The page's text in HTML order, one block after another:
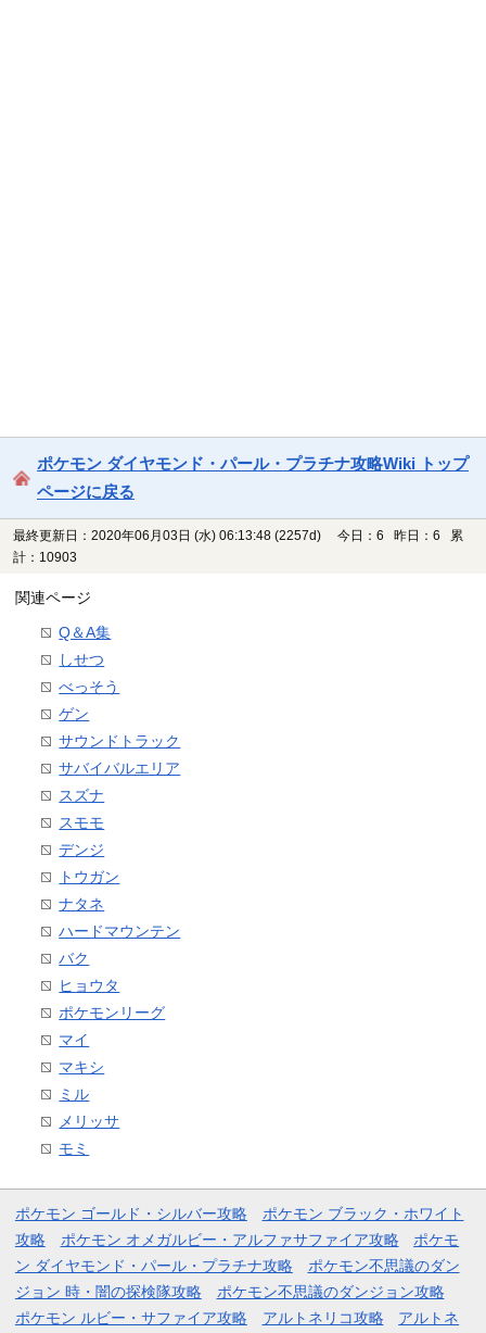
ポケモン ダイヤモンド・パール・プラチナ攻略Wiki トップ
ページに戻る
最終更新日：2020年06月03日 (水) 06:13:48 (2257d)
今日：6 昨日：6 累
計：10903
関連ページ
Q＆A集
しせつ
べっそう
ゲン
サウンドトラック
サバイバルエリア
スズナ
スモモ
デンジ
トウガン
ナタネ
ハードマウンテン
バク
ヒョウタ
ポケモンリーグ
マイ
マキシ
ミル
メリッサ
モミ
ポケモン ゴールド・シルバー攻略
ポケモン ブラック・ホワイト
攻略
ポケモン オメガルビー・アルファサファイア攻略
ポケモ
ン ダイヤモンド・パール・プラチナ攻略
ポケモン不思議のダン
ジョン 時・闇の探検隊攻略
ポケモン不思議のダンジョン攻略
ポケモン ルビー・サファイア攻略
アルトネリコ攻略 アルトネ